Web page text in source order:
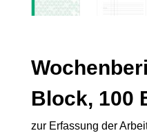
Block, 100
zur Erfassung der